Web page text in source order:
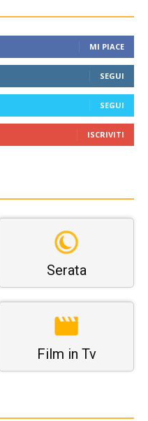
MI PIACE
SEGUI
SEGUI
ISCRIVITI
Serata
Film in Tv